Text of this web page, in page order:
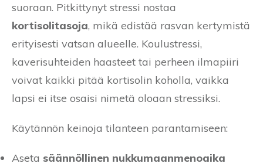
suoraan. Pitkittynyt stressi nostaa
kortisolitasoja, mikä edistää rasvan kertymistä
erityisesti vatsan alueelle. Koulustressi,
kaverisuhteiden haasteet tai perheen ilmapiiri
voivat kaikki pitää kortisolin koholla, vaikka
lapsi ei itse osaisi nimetä oloaan stressiksi.
Käytännön keinoja tilanteen parantamiseen:
Aseta säännöllinen nukkumaanmenoaika